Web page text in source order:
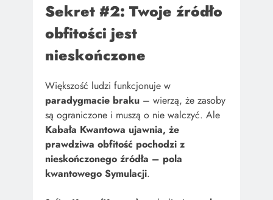
Sekret #2: Twoje źródło
obfitości jest
nieskończone
Większość ludzi funkcjonuje w
paradygmacie braku – wierzą, że zasoby
są ograniczone i muszą o nie walczyć. Ale
Kabała Kwantowa ujawnia, że
prawdziwa obfitość pochodzi z
nieskończonego źródła – pola
kwantowego Symulacji.